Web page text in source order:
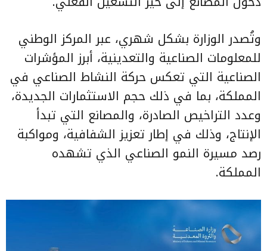
وتُصدر الوزارة بشكل شهري، عبر المركز الوطني
للمعلومات الصناعية والتعدينية، أبرز المؤشرات
الصناعية التي تعكس حركة النشاط الصناعي في
المملكة، بما في ذلك حجم الاستثمارات الجديدة،
وعدد التراخيص الصادرة، والمصانع التي تبدأ
الإنتاج، وذلك في إطار تعزيز الشفافية، ومواكبة
رصد مسيرة النمو الصناعي الذي تشهده
المملكة.